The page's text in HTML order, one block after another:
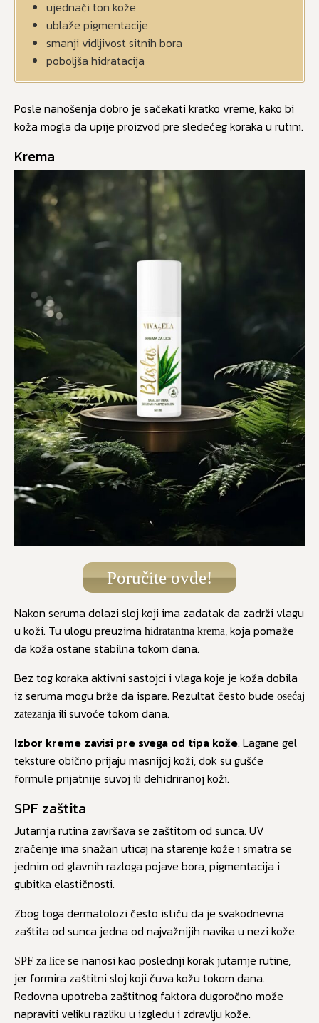
ujednači ton kože
ublaže pigmentacije
smanji vidljivost sitnih bora
poboljša hidratacija
Posle nanošenja dobro je sačekati kratko vreme, kako bi
koža mogla da upije proizvod pre sledećeg koraka u rutini.
Krema
Poručite ovde!
Nakon seruma dolazi sloj koji ima zadatak da zadrži vlagu
u koži. Tu ulogu preuzima hidratantna krema, koja pomaže
da koža ostane stabilna tokom dana.
Bez tog koraka aktivni sastojci i vlaga koje je koža dobila
iz seruma mogu brže da ispare. Rezultat često bude osećaj
zatezanja ili suvoće tokom dana.
Izbor kreme zavisi pre svega od tipa kože. Lagane gel
teksture obično prijaju masnijoj koži, dok su gušće
formule prijatnije suvoj ili dehidriranoj koži.
SPF zaštita
Jutarnja rutina završava se zaštitom od sunca. UV
zračenje ima snažan uticaj na starenje kože i smatra se
jednim od glavnih razloga pojave bora, pigmentacija i
gubitka elastičnosti.
Zbog toga dermatolozi često ističu da je svakodnevna
zaštita od sunca jedna od najvažnijih navika u nezi kože.
SPF za lice se nanosi kao poslednji korak jutarnje rutine,
jer formira zaštitni sloj koji čuva kožu tokom dana.
Redovna upotreba zaštitnog faktora dugoročno može
napraviti veliku razliku u izgledu i zdravlju kože.